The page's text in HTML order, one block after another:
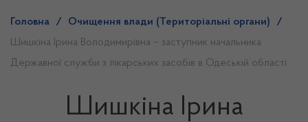
Головна / Очищення влади (Територіальні органи)
/
Шишкіна Ірина Володимирівна – заступник начальника
Державної служби з лікарських засобів в Одеській області
Шишкіна Ірина